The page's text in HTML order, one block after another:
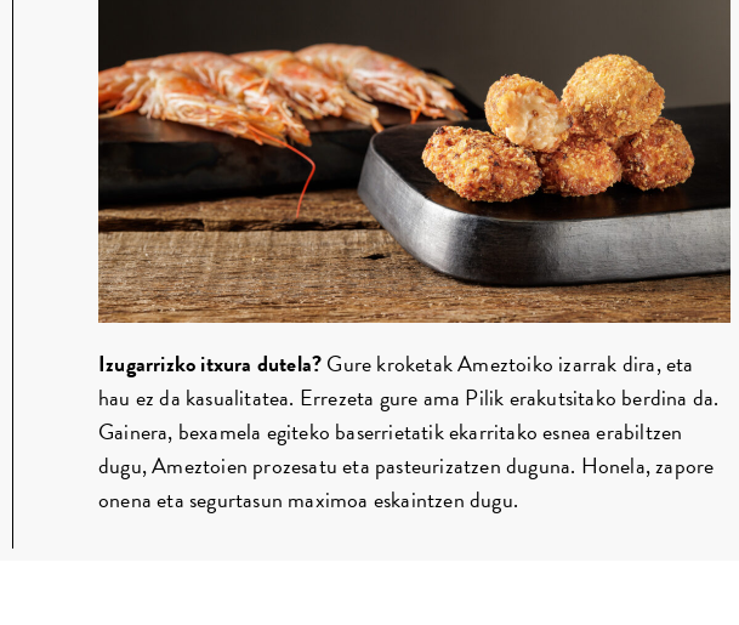
Izugarrizko itxura dutela?Gure kroketak Ameztoiko izarrak dira, eta
hau ez da kasualitatea. Errezeta gure ama Pilik erakutsitako berdina da.
Gainera, bexamela egiteko baserrietatik ekarritako esnea erabiltzen
dugu, Ameztoien prozesatu eta pasteurizatzen duguna. Honela, zapore
onena eta segurtasun maximoa eskaintzen dugu.